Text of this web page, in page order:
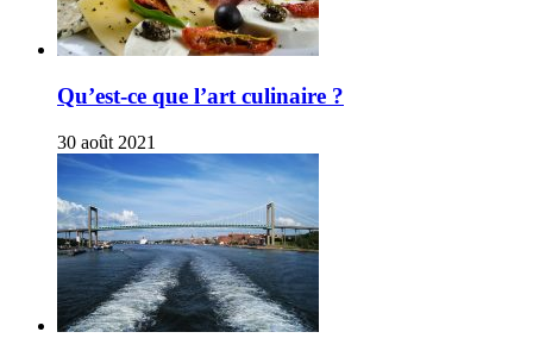
Qu’est-ce que l’art culinaire ?
30 août 2021